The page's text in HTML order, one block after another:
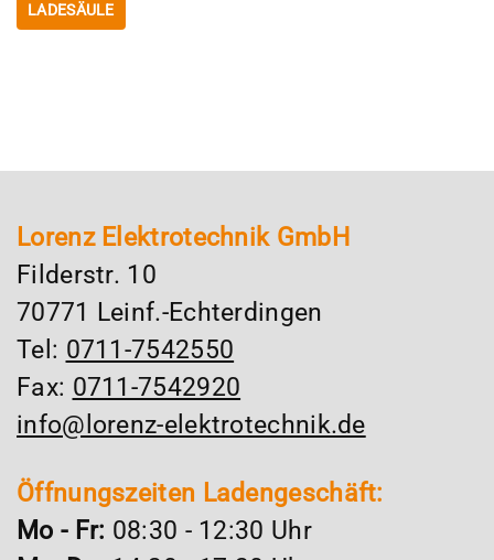
LADESÄULE
Lorenz Elektrotechnik GmbH
Filderstr. 10
70771 Leinf.-Echterdingen
Tel: 0711-7542550
Fax: 0711-7542920
info@lorenz-elektrotechnik.de
Öffnungszeiten Ladengeschäft:
Mo - Fr: 08:30 - 12:30 Uhr